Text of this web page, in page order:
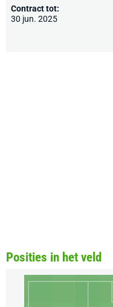
Contract tot:
30 jun. 2025
Posities in het veld